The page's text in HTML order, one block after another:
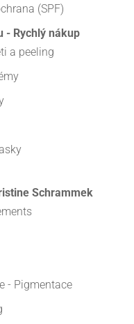
(SPF)
- Rychlý nákup
a peeling
Schrammek
- Pigmentace